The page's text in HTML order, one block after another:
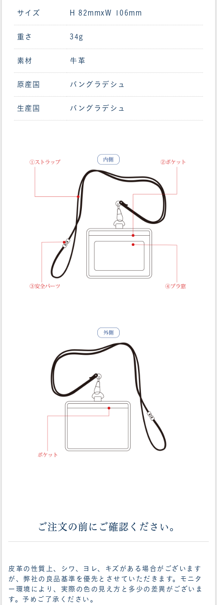
サイズ H 82mmxW 106mm
重さ 34g
素材 牛革
原産国 バングラデシュ
生産国 バングラデシュ
ご注文の前にご確認ください。
皮革の性質上、シワ、ヨレ、キズがある場合がございます
が、弊社の良品基準を優先とさせていただきます。モニタ
ー環境により、実際の色の見え方と多少の差異がございま
す。予めご了承ください。